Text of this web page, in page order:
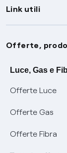
Link utili
Assistenza
Avvisi
SOS luce e gas
Conciliazioni e
Negoziazione
Servizi
Offerte,
Luce, Gas e
Offerte Luce
Offerte Gas
Offerte Fibra